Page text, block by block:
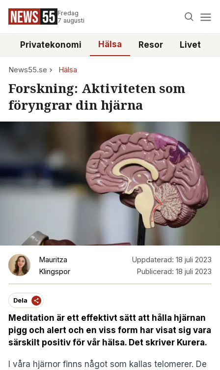
Fredag
7 augusti
Privatekonomi Hälsa Resor Livet
News55.se Hälsa
Forskning: Aktiviteten som
föryngrar din hjärna
Mauritza
Klingspor
Uppdaterad: 18 juli 2023
Publicerad: 18 juli 2023
Dela
Meditation är ett effektivt sätt att hålla hjärnan
pigg och alert och en viss form har visat sig vara
särskilt positiv för vår hälsa. Det skriver Kurera.
I våra hjärnor finns något som kallas telomerer. De